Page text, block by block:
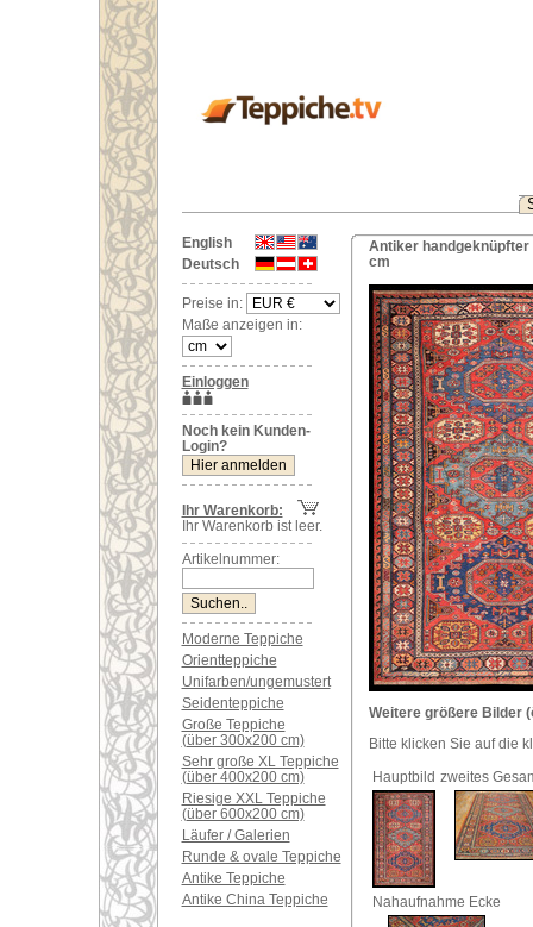
English
Deutsch
Preise in:
Maße anzeigen in:
Einloggen
Noch kein Kunden-
Login?
Ihr Warenkorb:
Ihr Warenkorb ist leer.
Artikelnummer:
Moderne Teppiche
Orientteppiche
Unifarben/ungemustert
Seidenteppiche
Große Teppiche
(über 300x200 cm)
Sehr große XL Teppiche
(über 400x200 cm)
Riesige XXL Teppiche
(über 600x200 cm)
Läufer / Galerien
Runde & ovale Teppiche
Antike Teppiche
Antike China Teppiche
Antiker handgeknüpfter
cm
Weitere größere Bilder
Bitte klicken Sie auf die
Hauptbild zweites
Nahaufnahme Ecke